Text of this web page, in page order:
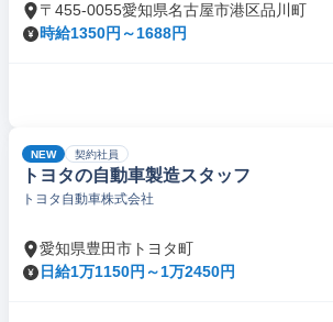
〒455-0055愛知県名古屋市港区品川町
時給1350円～1688円
NEW 契約社員
トヨタの自動車製造スタッフ
トヨタ自動車株式会社
愛知県豊田市トヨタ町
日給1万1150円～1万2450円